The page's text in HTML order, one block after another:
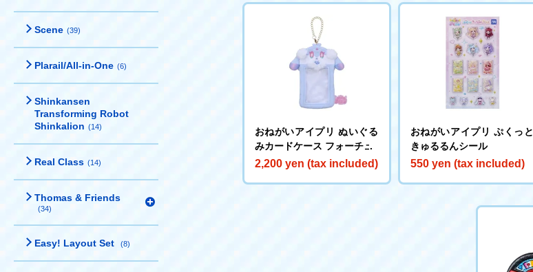
Scene (39)
Plarail/All-in-One (6)
Shinkansen
Transforming Robot
Shinkalion (14)
Real Class (14)
Thomas & Friends
(34)
Easy! Layout Set (8)
おねがいアイプリ ぬいぐる
みカードケース フォーチュ
2,200 yen (tax included)
おねがいアイプリ ぷくっと
きゅるるんシール
550 yen (tax included)